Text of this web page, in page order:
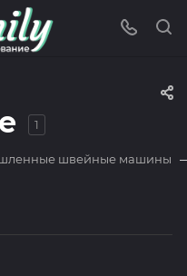
1
швейные машины